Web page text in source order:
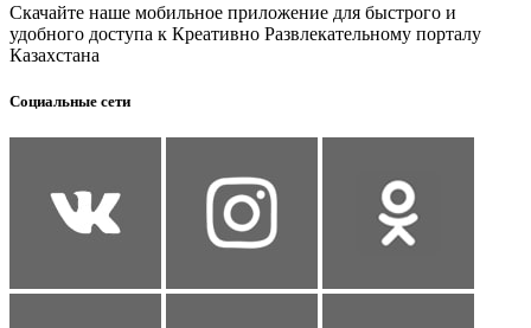
Скачайте наше мобильное приложение для быстрого и
удобного доступа к Креативно Развлекательному порталу
Казахстана
Социальные сети